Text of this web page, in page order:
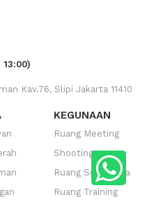
Kav.76, Slipi Jakarta 11410
KEGUNAAN
Ruang Meeting
Shooting
Ruang Serbaguna
Ruang Training